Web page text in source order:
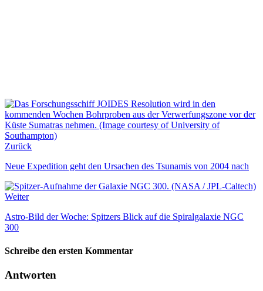
Zurück
Neue Expedition geht den Ursachen des Tsunamis von 2004 nach
Weiter
Astro-Bild der Woche: Spitzers Blick auf die Spiralgalaxie NGC
300
Schreibe den ersten Kommentar
Antworten